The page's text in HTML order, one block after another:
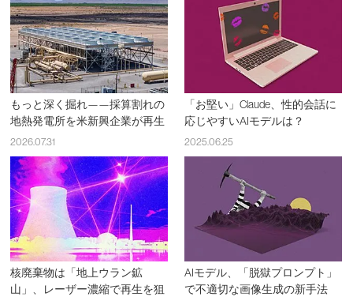
もっと深く掘れ——採算割れの
地熱発電所を米新興企業が再生
2026.07.31
「お堅い」Claude、性的会話に
応じやすいAIモデルは？
2025.06.25
核廃棄物は「地上ウラン鉱
山」、レーザー濃縮で再生を狙
AIモデル、「脱獄プロンプト」
で不適切な画像生成の新手法